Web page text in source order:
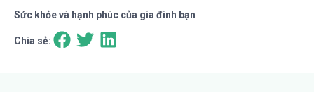
Sức khỏe và hạnh phúc của gia đình bạn
Chia sẻ: